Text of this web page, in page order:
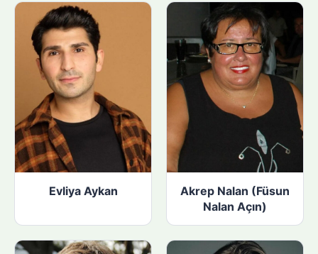
Evliya Aykan
Akrep Nalan (Füsun
Nalan Açın)